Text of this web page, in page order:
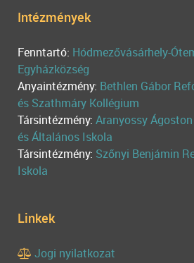
Intézmények
Fenntartó: Hódmezővásárhely-
Egyházközség
Anyaintézmény: Bethlen Gábor
és Szathmáry Kollégium
Társintézmény: Aranyossy
és Általános Iskola
Társintézmény: Szőnyi Benjámin
Iskola
Linkek
Jogi nyilatkozat